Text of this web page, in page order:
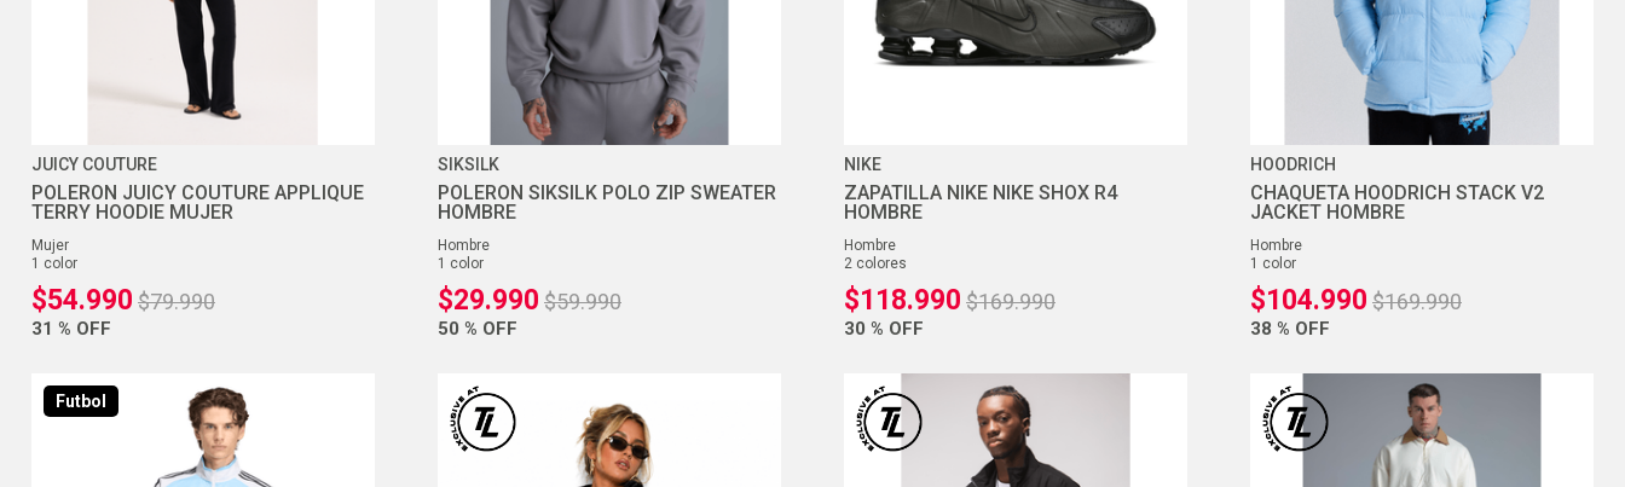
JUICY COUTURE
POLERON JUICY COUTURE APPLIQUE
TERRY HOODIE MUJER
mujer
1 color
$54.990 $79.990
31 % OFF
SIKSILK
POLERON SIKSILK POLO ZIP SWEATER
HOMBRE
hombre
1 color
$29.990 $59.990
50 % OFF
NIKE
ZAPATILLA NIKE NIKE SHOX R4
HOMBRE
hombre
2 colores
$118.990 $169.990
30 % OFF
HOODRICH
CHAQUETA HOODRICH STACK V2
JACKET HOMBRE
hombre
1 color
$104.990 $169.990
38 % OFF
Futbol